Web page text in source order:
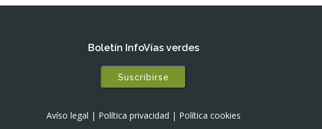
Boletín InfoVías verdes
Suscribirse
Avíso legal | Política privacidad | Política cookies